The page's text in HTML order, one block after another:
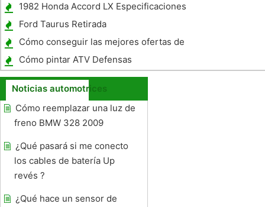
1982 Honda Accord LX Especificaciones
Ford Taurus Retirada
Cómo conseguir las mejores ofertas de
arrendamiento de automóviles
Cómo pintar ATV Defensas
Noticias automotrices
Cómo reemplazar una luz de
freno BMW 328 2009
¿Qué pasará si me conecto
los cables de batería Up
revés ?
¿Qué hace un sensor de